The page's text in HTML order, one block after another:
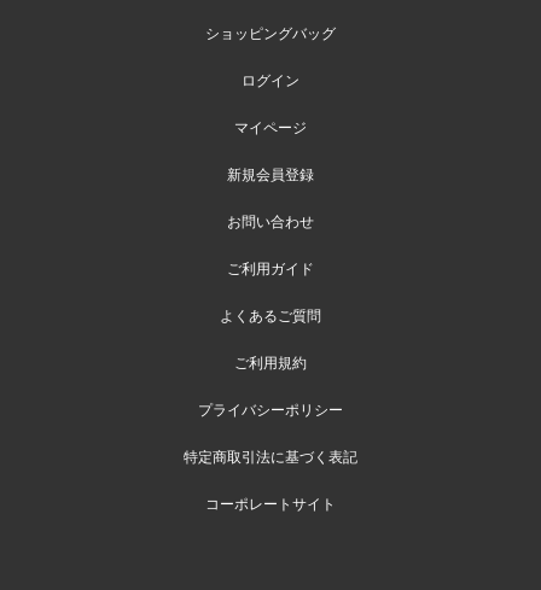
ショッピングバッグ
ログイン
マイページ
新規会員登録
お問い合わせ
ご利用ガイド
よくあるご質問
ご利用規約
プライバシーポリシー
特定商取引法に基づく表記
コーポレートサイト